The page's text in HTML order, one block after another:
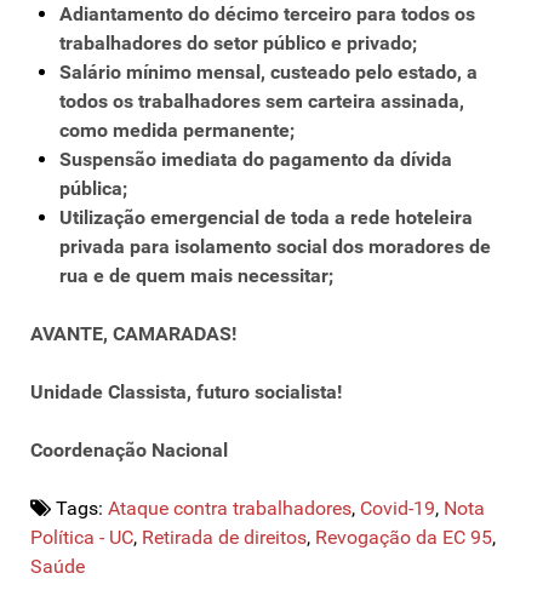
Adiantamento do décimo terceiro para todos os
trabalhadores do setor público e privado;
Salário mínimo mensal, custeado pelo estado, a
todos os trabalhadores sem carteira assinada,
como medida permanente;
Suspensão imediata do pagamento da dívida
pública;
Utilização emergencial de toda a rede hoteleira
privada para isolamento social dos moradores de
rua e de quem mais necessitar;
AVANTE, CAMARADAS!
Unidade Classista, futuro socialista!
Coordenação Nacional
Tags: Ataque contra trabalhadores, Covid-19, Nota
Política - UC, Retirada de direitos, Revogação da EC 95,
Saúde